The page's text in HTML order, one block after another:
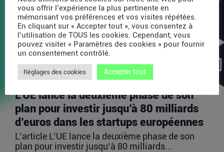
dédié à l’IA
L’article Après AMI Labs, Yann LeCun veut lancer
un fonds de 200 millions d’euros dédié à l’IA
est...
Lire la suite
L’UE lance la deuxième phase de son
plan pour investir jusqu’à 80 milliards
d’euros dans les startups européennes
L’article L’UE lance la deuxième phase de son
plan pour investir jusqu’à 80 milliards...
vous offrir l’expérience la plus pertinente en
mémorisant vos préférences et vos visites répétées.
En cliquant sur « Accepter tout », vous consentez à
l’utilisation de TOUS les cookies. Cependant, vous
pouvez visiter « Paramètres des cookies » pour fournir
un consentement contrôlé.
Réglages des cookies Accepter tout